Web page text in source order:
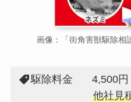
画像：「街角害獣駆除相
駆除料金
4,500円
他社見